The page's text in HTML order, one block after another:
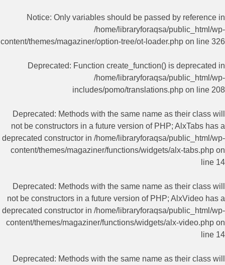
Notice: Only variables should be passed by reference in
/home/libraryforaqsa/public_html/wp-
content/themes/magaziner/option-tree/ot-loader.php on line 326
Deprecated: Function create_function() is deprecated in
/home/libraryforaqsa/public_html/wp-
includes/pomo/translations.php on line 208
Deprecated: Methods with the same name as their class will
not be constructors in a future version of PHP; AlxTabs has a
deprecated constructor in /home/libraryforaqsa/public_html/wp-
content/themes/magaziner/functions/widgets/alx-tabs.php on
line 14
Deprecated: Methods with the same name as their class will
not be constructors in a future version of PHP; AlxVideo has a
deprecated constructor in /home/libraryforaqsa/public_html/wp-
content/themes/magaziner/functions/widgets/alx-video.php on
line 14
Deprecated: Methods with the same name as their class will